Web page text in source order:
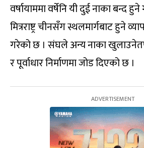
वर्षायाममा वर्षेनि यी दुई नाका बन्द
मित्रराष्ट्र चीनसँग स्थलमार्गबाट हुने
गरेको छ । संघले अन्य नाका
र पूर्वाधार निर्माणमा जोड दिएको छ ।